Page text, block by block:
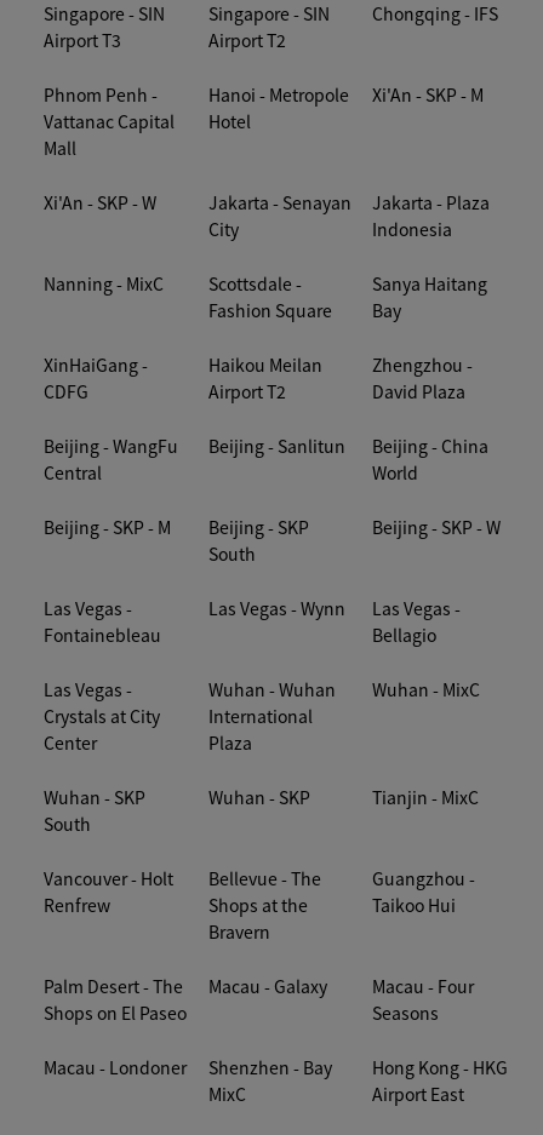
Singapore - SIN
Airport T3
Singapore - SIN
Airport T2
Chongqing - IFS
Phnom Penh -
Vattanac Capital
Mall
Hanoi - Metropole
Hotel
Xi'An - SKP - M
Xi'An - SKP - W
Jakarta - Senayan
City
Jakarta - Plaza
Indonesia
Nanning - MixC
Scottsdale -
Fashion Square
Sanya Haitang
Bay
XinHaiGang -
CDFG
Haikou Meilan
Airport T2
Zhengzhou -
David Plaza
Beijing - WangFu
Central
Beijing - Sanlitun
Beijing - China
World
Beijing - SKP - M
Beijing - SKP
South
Beijing - SKP - W
Las Vegas -
Fontainebleau
Las Vegas - Wynn
Las Vegas -
Bellagio
Las Vegas -
Crystals at City
Center
Wuhan - Wuhan
International
Plaza
Wuhan - MixC
Wuhan - SKP
South
Wuhan - SKP Tianjin - MixC
Vancouver - Holt
Renfrew
Bellevue - The
Shops at the
Bravern
Guangzhou -
Taikoo Hui
Palm Desert - The
Shops on El Paseo
Macau - Galaxy
Macau - Four
Seasons
Macau - Londoner
Shenzhen - Bay
MixC
Hong Kong - HKG
Airport East